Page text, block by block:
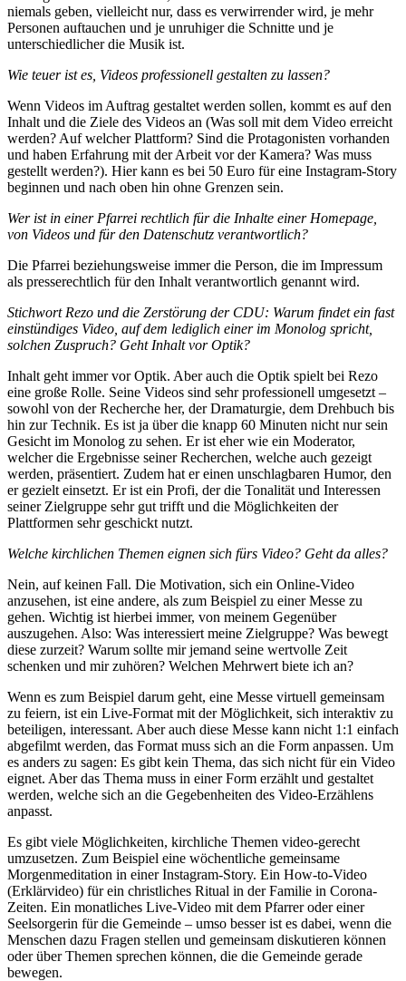
niemals geben, vielleicht nur, dass es verwirrender wird, je mehr
Personen auftauchen und je unruhiger die Schnitte und je
unterschiedlicher die Musik ist.
Wie teuer ist es, Videos professionell gestalten zu lassen?
Wenn Videos im Auftrag gestaltet werden sollen, kommt es auf den
Inhalt und die Ziele des Videos an (Was soll mit dem Video erreicht
werden? Auf welcher Plattform? Sind die Protagonisten vorhanden
und haben Erfahrung mit der Arbeit vor der Kamera? Was muss
gestellt werden?). Hier kann es bei 50 Euro für eine Instagram-Story
beginnen und nach oben hin ohne Grenzen sein.
Wer ist in einer Pfarrei rechtlich für die Inhalte einer Homepage,
von Videos und für den Datenschutz verantwortlich?
Die Pfarrei beziehungsweise immer die Person, die im Impressum
als presserechtlich für den Inhalt verantwortlich genannt wird.
Stichwort Rezo und die Zerstörung der CDU: Warum findet ein fast
einstündiges Video, auf dem lediglich einer im Monolog spricht,
solchen Zuspruch? Geht Inhalt vor Optik?
Inhalt geht immer vor Optik. Aber auch die Optik spielt bei Rezo
eine große Rolle. Seine Videos sind sehr professionell umgesetzt –
sowohl von der Recherche her, der Dramaturgie, dem Drehbuch bis
hin zur Technik. Es ist ja über die knapp 60 Minuten nicht nur sein
Gesicht im Monolog zu sehen. Er ist eher wie ein Moderator,
welcher die Ergebnisse seiner Recherchen, welche auch gezeigt
werden, präsentiert. Zudem hat er einen unschlagbaren Humor, den
er gezielt einsetzt. Er ist ein Profi, der die Tonalität und Interessen
seiner Zielgruppe sehr gut trifft und die Möglichkeiten der
Plattformen sehr geschickt nutzt.
Welche kirchlichen Themen eignen sich fürs Video? Geht da alles?
Nein, auf keinen Fall. Die Motivation, sich ein Online-Video
anzusehen, ist eine andere, als zum Beispiel zu einer Messe zu
gehen. Wichtig ist hierbei immer, von meinem Gegenüber
auszugehen. Also: Was interessiert meine Zielgruppe? Was bewegt
diese zurzeit? Warum sollte mir jemand seine wertvolle Zeit
schenken und mir zuhören? Welchen Mehrwert biete ich an?
Wenn es zum Beispiel darum geht, eine Messe virtuell gemeinsam
zu feiern, ist ein Live-Format mit der Möglichkeit, sich interaktiv zu
beteiligen, interessant. Aber auch diese Messe kann nicht 1:1 einfach
abgefilmt werden, das Format muss sich an die Form anpassen. Um
es anders zu sagen: Es gibt kein Thema, das sich nicht für ein Video
eignet. Aber das Thema muss in einer Form erzählt und gestaltet
werden, welche sich an die Gegebenheiten des Video-Erzählens
anpasst.
Es gibt viele Möglichkeiten, kirchliche Themen video-gerecht
umzusetzen. Zum Beispiel eine wöchentliche gemeinsame
Morgenmeditation in einer Instagram-Story. Ein How-to-Video
(Erklärvideo) für ein christliches Ritual in der Familie in Corona-
Zeiten. Ein monatliches Live-Video mit dem Pfarrer oder einer
Seelsorgerin für die Gemeinde – umso besser ist es dabei, wenn die
Menschen dazu Fragen stellen und gemeinsam diskutieren können
oder über Themen sprechen können, die die Gemeinde gerade
bewegen.